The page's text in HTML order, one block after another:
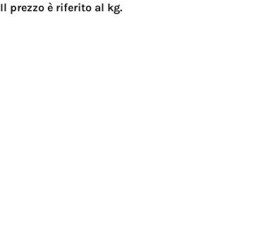
Il prezzo è riferito al kg.